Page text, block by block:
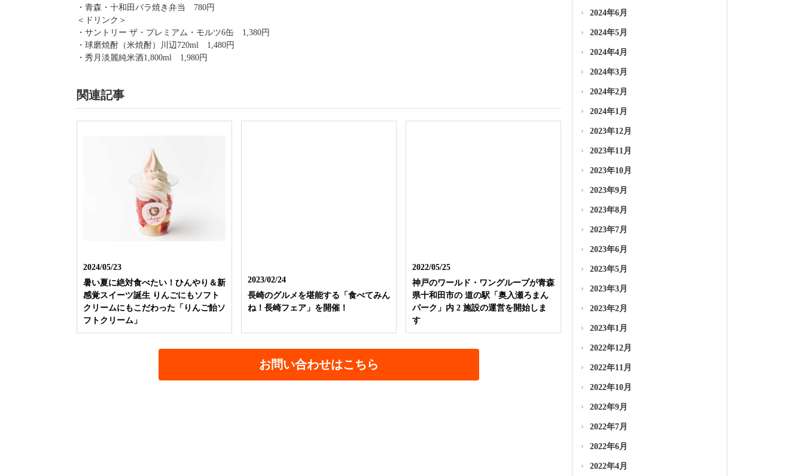
・青森・十和田バラ焼き弁当 780円
＜ドリンク＞
・サントリー ザ・プレミアム・モルツ6缶 1,380円
・球磨焼酎（米焼酎）川辺720ml 1,480円
・秀月淡麗純米酒1,800ml 1,980円
関連記事
2024/05/23
暑い夏に絶対食べたい！ひんやり＆新
感覚スイーツ誕生 りんごにもソフト
クリームにもこだわった「りんご飴ソ
フトクリーム」
2023/02/24
長崎のグルメを堪能する「食べてみん
ね！長崎フェア」を開催！
2022/05/25
神戸のワールド・ワングループが青森
県十和田市の 道の駅「奥入瀬ろまん
パーク」内 2 施設の運営を開始しま
す
お問い合わせはこちら
2024年6月
2024年5月
2024年4月
2024年3月
2024年2月
2024年1月
2023年12月
2023年11月
2023年10月
2023年9月
2023年8月
2023年7月
2023年6月
2023年5月
2023年3月
2023年2月
2023年1月
2022年12月
2022年11月
2022年10月
2022年9月
2022年7月
2022年6月
2022年4月